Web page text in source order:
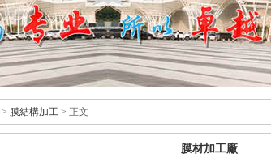
> 膜結構加工 > 正文
膜材加工廠